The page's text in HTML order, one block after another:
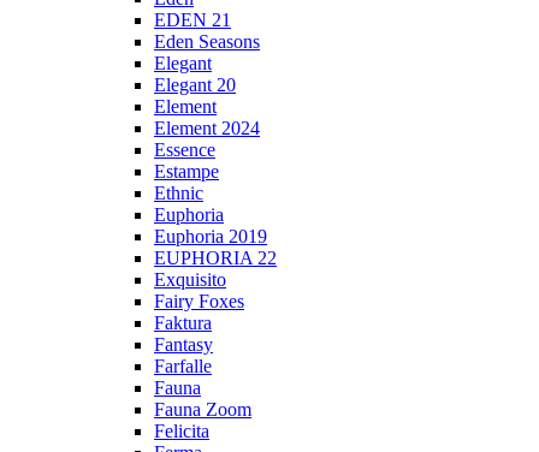
EDEN 21
Eden Seasons
Elegant
Elegant 20
Element
Element 2024
Essence
Estampe
Ethnic
Euphoria
Euphoria 2019
EUPHORIA 22
Exquisito
Fairy Foxes
Faktura
Fantasy
Farfalle
Fauna
Fauna Zoom
Felicita